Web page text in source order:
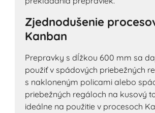
Zjednodušenie
Kanban
Prepravky s dĺžkou 600 mm sa
použiť v spádových priebežných
s nakloneným policami alebo
priebežných regáloch na kusový
ideálne na použitie v procesoch